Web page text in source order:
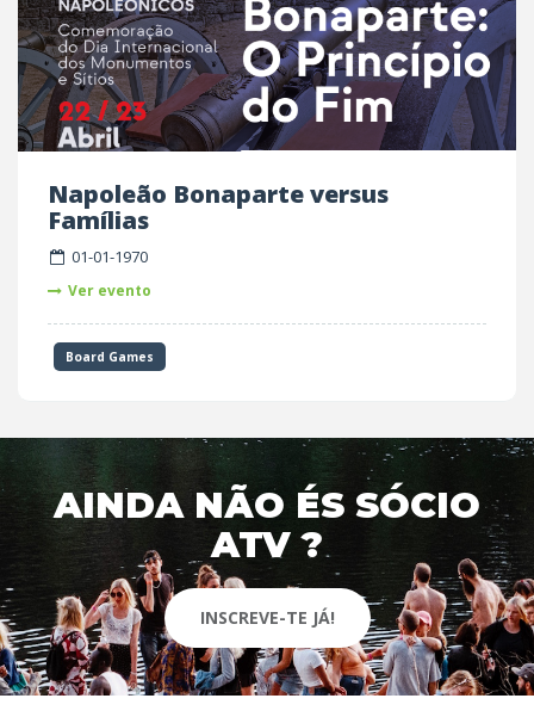
Napoleão Bonaparte versus
Famílias
01-01-1970
Ver evento
Board Games
AINDA NÃO ÉS SÓCIO
ATV ?
INSCREVE-TE JÁ!